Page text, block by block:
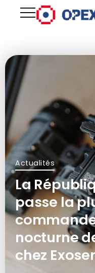
Actualités
La
passe la
nocturne
chez